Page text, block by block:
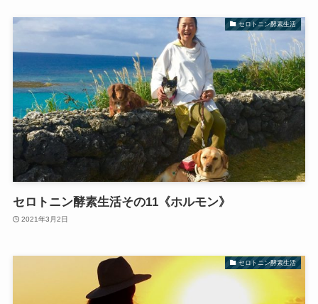
セロトニン酵素生活
セロトニン酵素生活その11《ホルモン》
2021年3月2日
セロトニン酵素生活